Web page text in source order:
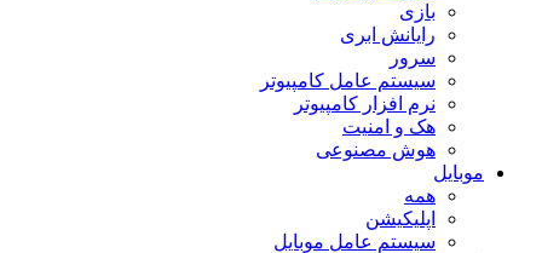
بازی
رایانش ابری
سرور
سیستم عامل کامپیوتر
نرم افزار کامپیوتر
هک و امنیت
هوش مصنوعی
موبایل
همه
اپلیکیشن
سیستم عامل موبایل